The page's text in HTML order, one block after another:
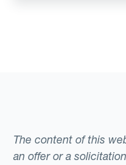
The content of this
an offer or a